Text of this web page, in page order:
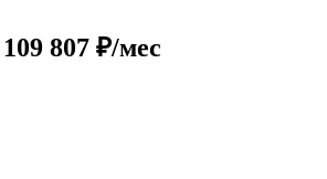
807 ₽/мес